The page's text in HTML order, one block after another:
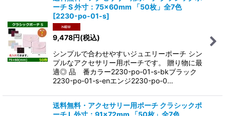
ーチ S 外寸：75×60mm 「50枚」全7色
[2230-po-01-s]
9,478円(税込)
シンプルで合わせやすいジュエリーポーチ シン
プルなアクセサリー用ポーチです。 贈り物に最
適◎ 品 番カラー2230-po-01-s-bkブラック
2230-po-01-s-enエンジ2230-po-0…
送料無料・アクセサリー用ポーチ クラシックポ